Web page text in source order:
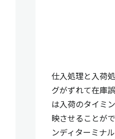
仕入処理と入荷
グがずれて在庫
は入荷のタイミ
映させることが
ンディターミナ